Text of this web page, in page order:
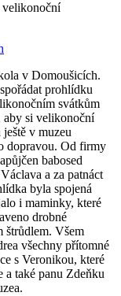
velikonoční
v Domoušicích.
prohlídku
svátkům
aby si velikonoční
v muzeu
dopravou. Od firmy
babosed
a za patnáct
byla spojená
i maminky, které
drobné
štrůdlem. Všem
všechny přítomné
s Veronikou, které
také panu Zdeňku